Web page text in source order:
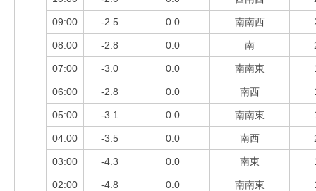
09:00 -2.5 0.0 南南西
08:00 -2.8 0.0 南
07:00 -3.0 0.0 南南東
06:00 -2.8 0.0 南西
05:00 -3.1 0.0 南南東
04:00 -3.5 0.0 南西
03:00 -4.3 0.0 南東
02:00 -4.8 0.0 南南東